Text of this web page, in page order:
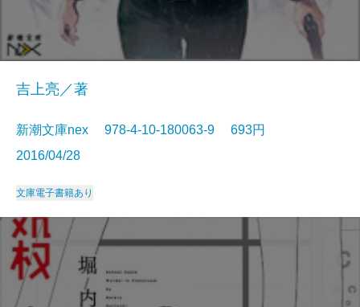
吉上亮／著
新潮文庫nex 978-4-10-180063-9 693円
2016/04/28
文庫電子書籍あり